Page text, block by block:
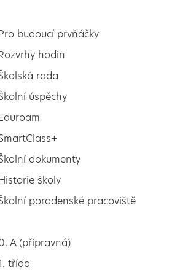
prvňáčky
budoucí prvňáčky
hodin
rada
úspěchy
dokumenty
školy
poradenské pracoviště
A (přípravná)
třída
světa